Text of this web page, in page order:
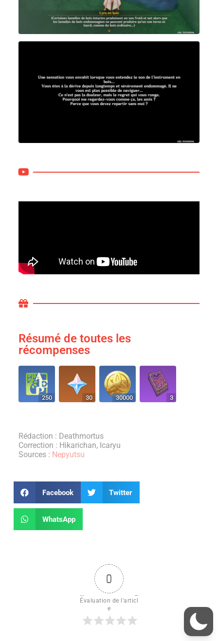
Résumé de toutes les
récompenses
250 30 30000 3
Rédaction : Deathmortus
Correction : Hikarichan, Icaryu
Sources : Nepyutsu
Facebook Twitter
WhatsApp
0
Évaluation de l'articl
e